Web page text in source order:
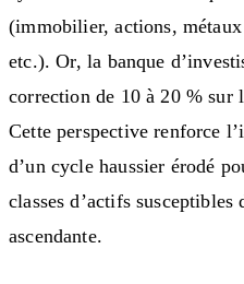
(immobilier, actions,
etc.). Or, la banque
correction de 10 à 20 %
Cette perspective renforce
d’un cycle haussier érodé
classes d’actifs susceptibles
ascendante.